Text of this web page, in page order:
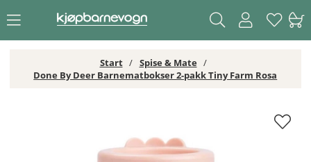
Start
Spise & Mate
Done By Deer Barnematbokser 2-pakk Tiny Farm Rosa